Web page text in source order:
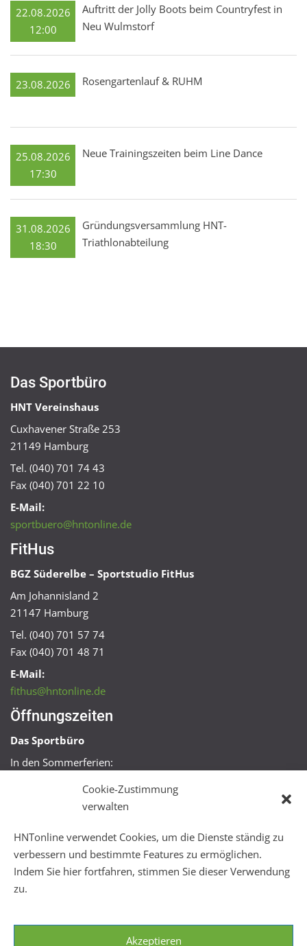
Cookie-Zustimmung
verwalten
HNTonline verwendet Cookies, um die Dienste ständig zu
verbessern und bestimmte Features zu ermöglichen.
Indem Sie hier fortfahren, stimmen Sie dieser Verwendung
zu.
Akzeptieren
22.08.2026
12:00
Auftritt der Jolly Boots beim Countryfest in
Neu Wulmstorf
23.08.2026 Rosengartenlauf & RUHM
25.08.2026
17:30
Neue Trainingszeiten beim Line Dance
31.08.2026
18:30
Gründungsversammlung HNT-
Triathlonabteilung
Das Sportbüro
HNT Vereinshaus
Cuxhavener Straße 253
21149 Hamburg
Tel. (040) 701 74 43
Fax (040) 701 22 10
E-Mail:
sportbuero@hntonline.de
FitHus
BGZ Süderelbe – Sportstudio FitHus
Am Johannisland 2
21147 Hamburg
Tel. (040) 701 57 74
Fax (040) 701 48 71
E-Mail:
fithus@hntonline.de
Öffnungszeiten
Das Sportbüro
In den Sommerferien:
Mo + Mi 16:00 – 18:00 Uhr
Mo – Fr 08:00 – 22:00 Uhr
Sa + So 10:00 – 18:00 Uhr